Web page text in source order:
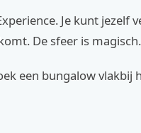
Je kunt jezelf
De sfeer is magisch.
een bungalow vlakbij